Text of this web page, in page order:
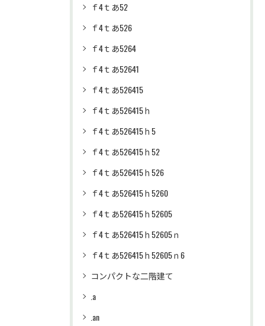
ｆ4ｔあ52
ｆ4ｔあ526
ｆ4ｔあ5264
ｆ4ｔあ52641
ｆ4ｔあ526415
ｆ4ｔあ526415ｈ
ｆ4ｔあ526415ｈ5
ｆ4ｔあ526415ｈ52
ｆ4ｔあ526415ｈ526
ｆ4ｔあ526415ｈ5260
ｆ4ｔあ526415ｈ52605
ｆ4ｔあ526415ｈ52605ｎ
ｆ4ｔあ526415ｈ52605ｎ6
コンパクトな二階建て
.a
.an